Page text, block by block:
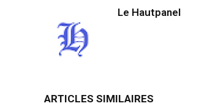
Le Hautpanel
ARTICLES SIMILAIRES